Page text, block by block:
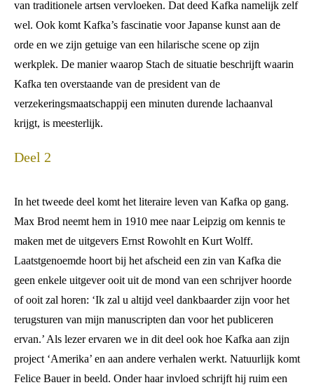
van traditionele artsen vervloeken. Dat deed Kafka namelijk zelf
wel. Ook komt Kafka’s fascinatie voor Japanse kunst aan de
orde en we zijn getuige van een hilarische scene op zijn
werkplek. De manier waarop Stach de situatie beschrijft waarin
Kafka ten overstaande van de president van de
verzekeringsmaatschappij een minuten durende lachaanval
krijgt, is meesterlijk.
Deel 2
In het tweede deel komt het literaire leven van Kafka op gang.
Max Brod neemt hem in 1910 mee naar Leipzig om kennis te
maken met de uitgevers Ernst Rowohlt en Kurt Wolff.
Laatstgenoemde hoort bij het afscheid een zin van Kafka die
geen enkele uitgever ooit uit de mond van een schrijver hoorde
of ooit zal horen: ‘Ik zal u altijd veel dankbaarder zijn voor het
terugsturen van mijn manuscripten dan voor het publiceren
ervan.’ Als lezer ervaren we in dit deel ook hoe Kafka aan zijn
project ‘Amerika’ en aan andere verhalen werkt. Natuurlijk komt
Felice Bauer in beeld. Onder haar invloed schrijft hij ruim een